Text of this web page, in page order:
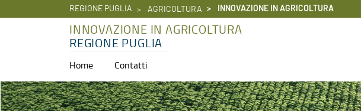
REGIONE PUGLIA AGRICOLTURA INNOVAZIONE IN AGRICOLTURA
INNOVAZIONE IN AGRICOLTURA
REGIONE PUGLIA
Home Contatti
Home - Innovazione in agricoltura